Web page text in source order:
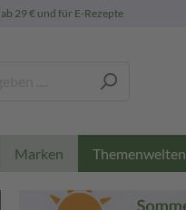
ab 29 € und für E-Rezepte
Marken Themenwelten